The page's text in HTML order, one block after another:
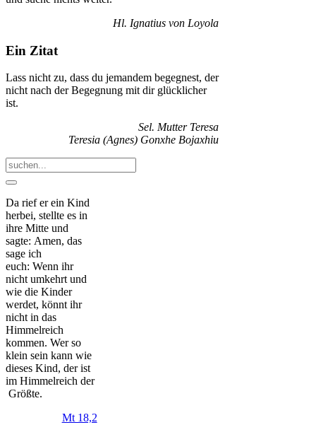
Hl. Ignatius von Loyola
Ein Zitat
Lass nicht zu, dass du jemandem begegnest, der
nicht nach der Begegnung mit dir glücklicher
ist.
Sel. Mutter Teresa
Teresia (Agnes) Gonxhe Bojaxhiu
Da rief er ein Kind
herbei, stellte es in
ihre Mitte und
sagte: Amen, das
sage ich
euch: Wenn ihr
nicht umkehrt und
wie die Kinder
werdet, könnt ihr
nicht in das
Himmelreich
kommen. Wer so
klein sein kann wie
dieses Kind, der ist
im Himmelreich der
Größte.
Mt 18,2